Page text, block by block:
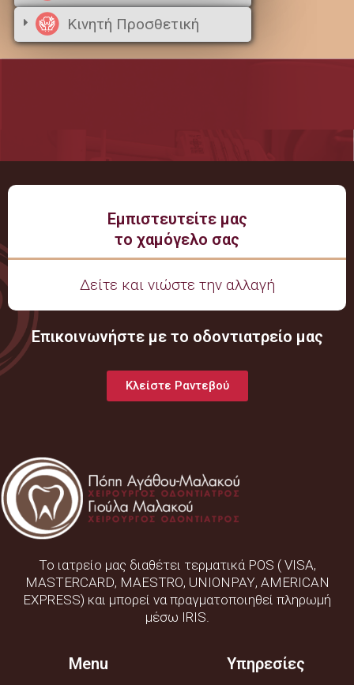
Κινητή Προσθετική
Επικοινωνήστε με το οδοντιατρείο μας
Κλείστε Ραντεβού
Eμπιστευτείτε μας
το χαμόγελο σας
Δείτε και νιώστε την αλλαγή
Το ιατρείο μας διαθέτει τερματικά POS ( VISA,
MASTERCARD, MAESTRO, UNIONPAY, AMERICAN
EXPRESS) και μπορεί να πραγματοποιηθεί πληρωμή
μέσω IRIS.
Menu Υπηρεσίες